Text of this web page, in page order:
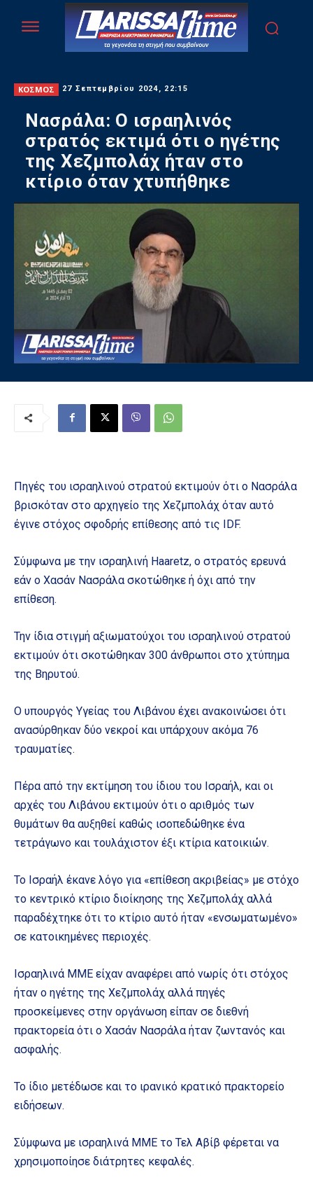
ΚΟΣΜΟΣ 27 Σεπτεμβρίου 2024, 22:15
Νασράλα: Ο ισραηλινός
στρατός εκτιμά ότι ο ηγέτης
της Χεζμπολάχ ήταν στο
κτίριο όταν χτυπήθηκε
Πηγές του ισραηλινού στρατού εκτιμούν ότι ο Νασράλα
βρισκόταν στο αρχηγείο της Χεζμπολάχ όταν αυτό
έγινε στόχος σφοδρής επίθεσης από τις IDF.
Σύμφωνα με την ισραηλινή Haaretz, ο στρατός ερευνά
εάν ο Χασάν Νασράλα σκοτώθηκε ή όχι από την
επίθεση.
Την ίδια στιγμή αξιωματούχοι του ισραηλινού στρατού
εκτιμούν ότι σκοτώθηκαν 300 άνθρωποι στο χτύπημα
της Βηρυτού.
Ο υπουργός Υγείας του Λιβάνου έχει ανακοινώσει ότι
ανασύρθηκαν δύο νεκροί και υπάρχουν ακόμα 76
τραυματίες.
Πέρα από την εκτίμηση του ίδιου του Ισραήλ, και οι
αρχές του Λιβάνου εκτιμούν ότι ο αριθμός των
θυμάτων θα αυξηθεί καθώς ισοπεδώθηκε ένα
τετράγωνο και τουλάχιστον έξι κτίρια κατοικιών.
Το Ισραήλ έκανε λόγο για «επίθεση ακριβείας» με στόχο
το κεντρικό κτίριο διοίκησης της Χεζμπολάχ αλλά
παραδέχτηκε ότι το κτίριο αυτό ήταν «ενσωματωμένο»
σε κατοικημένες περιοχές.
Ισραηλινά ΜΜΕ είχαν αναφέρει από νωρίς ότι στόχος
ήταν ο ηγέτης της Χεζμπολάχ αλλά πηγές
προσκείμενες στην οργάνωση είπαν σε διεθνή
πρακτορεία ότι ο Χασάν Νασράλα ήταν ζωντανός και
ασφαλής.
Το ίδιο μετέδωσε και το ιρανικό κρατικό πρακτορείο
ειδήσεων.
Σύμφωνα με ισραηλινά ΜΜΕ το Τελ Αβίβ φέρεται να
χρησιμοποίησε διάτρητες κεφαλές.